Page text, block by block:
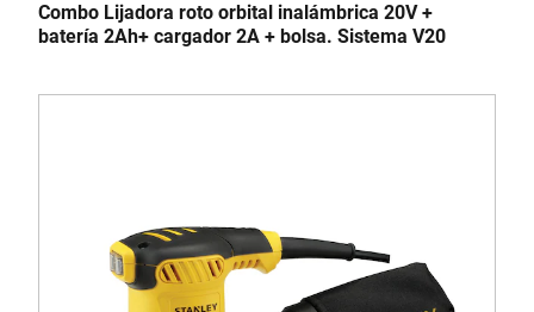
Combo Lijadora roto orbital inalámbrica 20V +
batería 2Ah+ cargador 2A + bolsa. Sistema V20